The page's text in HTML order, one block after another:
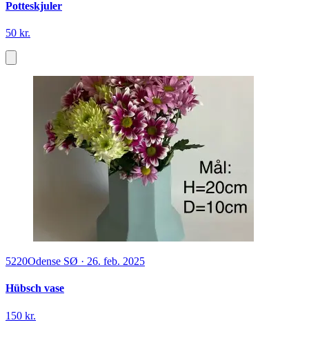
Potteskjuler
50 kr.
5220Odense SØ · 26. feb. 2025
Hübsch vase
150 kr.